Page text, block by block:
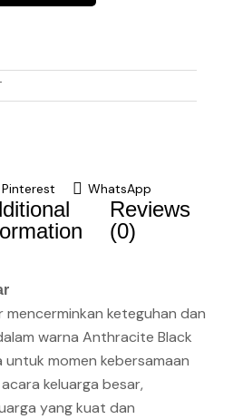
Pinterest WhatsApp
Reviews
(0)
mencerminkan keteguhan dan
warna Anthracite Black
untuk momen kebersamaan
keluarga besar,
yang kuat dan